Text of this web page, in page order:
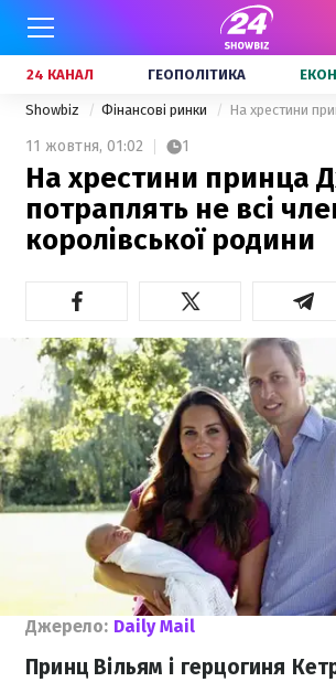
24 КАНАЛ ГЕОПОЛІТИКА
Showbiz Фінансові ринки
11 жовтня, 01:02 1
На хрестини принца
потраплять не всі
королівської родини
Джерело: Daily Mail
Принц Вільям і герцогиня